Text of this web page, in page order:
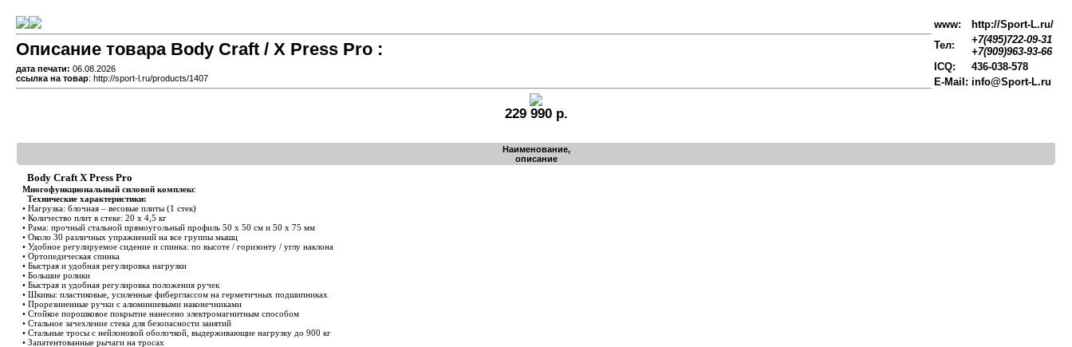
www:
http://Sport-L.ru/
Тел:
+7(495)722-09-31
+7(909)963-93-66
ICQ:
436-038-578
E-Mail: info@Sport-L.ru
Описание товара Body Craft / X Press Pro :
дата печати: 06.08.2026
ссылка на товар: http://sport-l.ru/products/1407
229 990 р.
Наименование,
описание
Body Craft X Press Pro
Многофункциональный силовой комплекс
Технические характеристики:
• Нагрузка: блочная – весовые плиты (1 стек)
• Количество плит в стеке: 20 х 4,5 кг
• Рама: прочный стальной прямоугольный профиль 50 х 50 см и 50 х 75 мм
• Около 30 различных упражнений на все группы мышц
• Удобное регулируемое сидение и спинка: по высоте / горизонту / углу наклона
• Ортопедическая спинка
• Быстрая и удобная регулировка нагрузки
• Большие ролики
• Быстрая и удобная регулировка положения ручек
• Шкивы: пластиковые, усиленные фиберглассом на герметичных подшипниках
• Прорезиненные ручки с алюминиевыми наконечниками
• Стойкое порошковое покрытие нанесено электромагнитным способом
• Стальное зачехление стека для безопасности занятий
• Стальные тросы с нейлоновой оболочкой, выдерживающие нагрузку до 900 кг
• Запатентованные рычаги на тросах